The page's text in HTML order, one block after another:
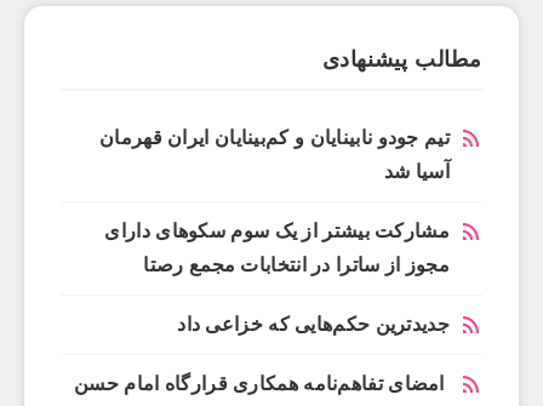
مطالب پیشنهادی
تیم جودو نابینایان و کم‌بینایان ایران قهرمان
آسیا شد
مشارکت بیشتر از یک سوم سکوهای دارای
مجوز از ساترا در انتخابات مجمع رصتا
جدیدترین حکم‌هایی که خزاعی داد
امضای تفاهم‌نامه همکاری قرارگاه امام حسن